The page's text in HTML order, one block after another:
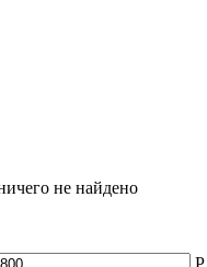
не найдено